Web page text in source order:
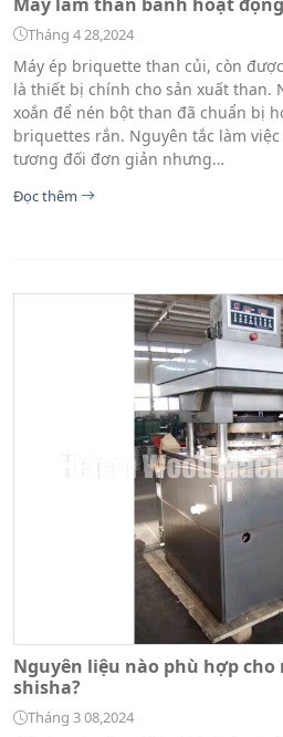
Tháng 4 28,2024
Máy ép briquette than củi, còn
là thiết bị chính cho sản xuất than.
xoắn để nén bột than đã chuẩn bị
briquettes rắn. Nguyên tắc làm
tương đối đơn giản nhưng…
Đọc thêm
Nguyên liệu nào phù hợp cho
shisha?
Tháng 3 08,2024